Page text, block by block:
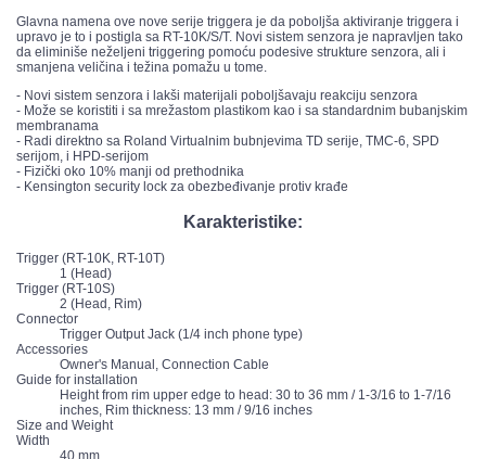
Glavna namena ove nove serije triggera je da poboljša aktiviranje triggera i
upravo je to i postigla sa RT-10K/S/T. Novi sistem senzora je napravljen tako
da eliminiše neželjeni triggering pomoću podesive strukture senzora, ali i
smanjena veličina i težina pomažu u tome.
- Novi sistem senzora i lakši materijali poboljšavaju reakciju senzora
- Može se koristiti i sa mrežastom plastikom kao i sa standardnim bubanjskim
membranama
- Radi direktno sa Roland Virtualnim bubnjevima TD serije, TMC-6, SPD
serijom, i HPD-serijom
- Fizički oko 10% manji od prethodnika
- Kensington security lock za obezbeđivanje protiv krađe
Karakteristike:
Trigger (RT-10K, RT-10T)
1 (Head)
Trigger (RT-10S)
2 (Head, Rim)
Connector
Trigger Output Jack (1/4 inch phone type)
Accessories
Owner's Manual, Connection Cable
Guide for installation
Height from rim upper edge to head: 30 to 36 mm / 1-3/16 to 1-7/16
inches, Rim thickness: 13 mm / 9/16 inches
Size and Weight
Width
40 mm